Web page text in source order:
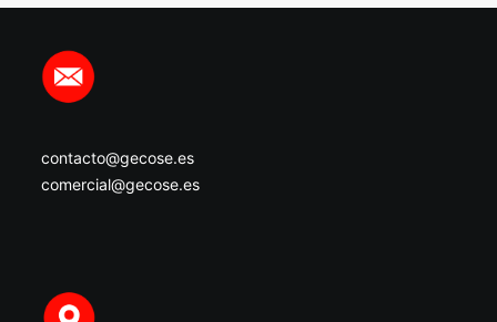
contacto@gecose.es
comercial@gecose.es